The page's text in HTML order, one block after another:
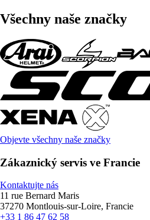
Všechny naše značky
Objevte všechny naše značky
Zákaznický servis ve Francie
Kontaktujte nás
11 rue Bernard Maris
37270 Montlouis-sur-Loire, Francie
+33 1 86 47 62 58